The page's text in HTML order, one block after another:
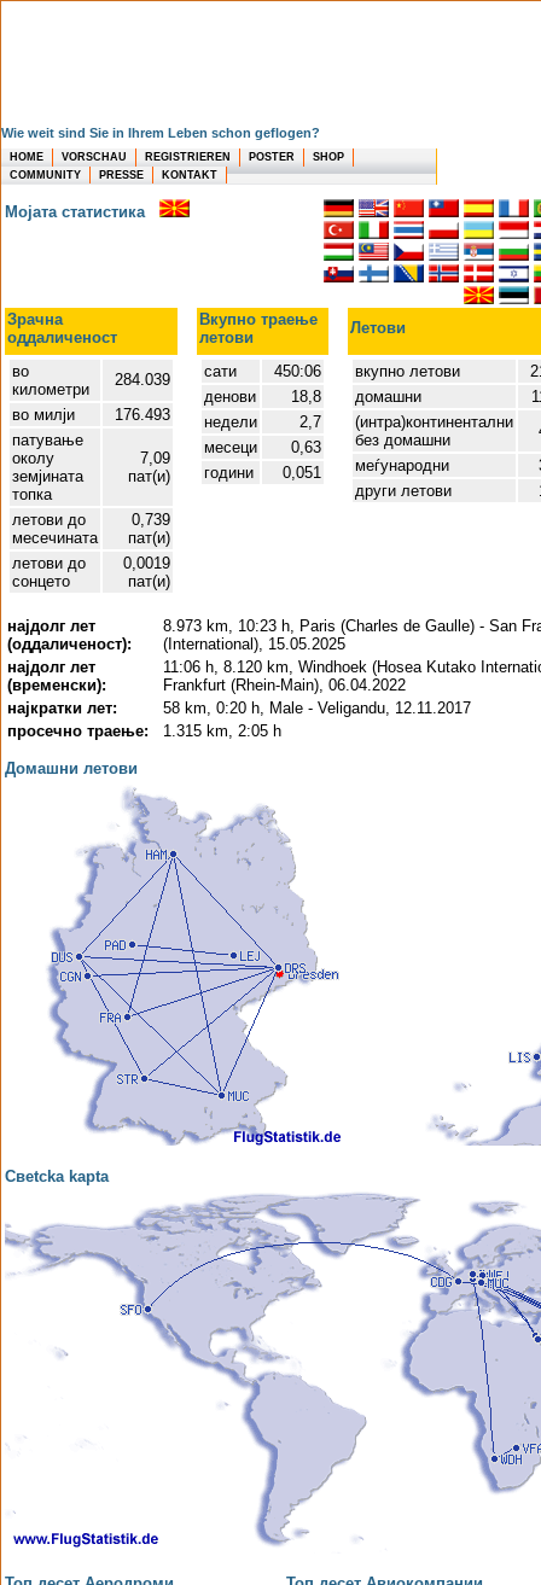
Wie weit sind Sie in Ihrem Leben schon geflogen?
HOME VORSCHAU REGISTRIEREN POSTER
SHOP
COMMUNITY
PRESSE KONTAKT
Мојата статистика
Зрачна
оддаличеност
Вкупно траење
летови
Летови
во
километри
284.039
во милји
176.493
патување
околу
земјината
топка
7,09
пат(и)
летови до
месечината
0,739
пат(и)
летови до
сонцето
0,0019
пат(и)
сати
450:06
денови
18,8
недели
2,7
месеци
0,63
години
0,051
вкупно летови
домашни
(интра)континентални
без домашни
меѓународни
други летови
најдолг лет
(оддаличеност):
8.973 km, 10:23 h, Paris (Charles de Gaulle) - San
(International), 15.05.2025
најдолг лет
(временски):
11:06 h, 8.120 km, Windhoek (Hosea Kutako
Frankfurt (Rhein-Main), 06.04.2022
најкратки лет:
58 km, 0:20 h, Male - Veligandu, 12.11.2017
просечно траење:
1.315 km, 2:05 h
Домашни летови
Свetcka kapta